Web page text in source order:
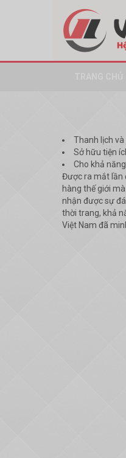
Thanh lịch
Sở hữu tiện
Cho khả
Được ra mắt lần
hàng thế giới
nhận được sự
thời trang, khả
Việt Nam đã